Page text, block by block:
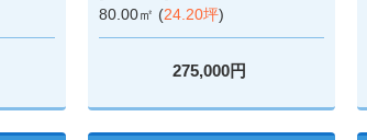
80.00㎡ (24.20坪)
275,000円